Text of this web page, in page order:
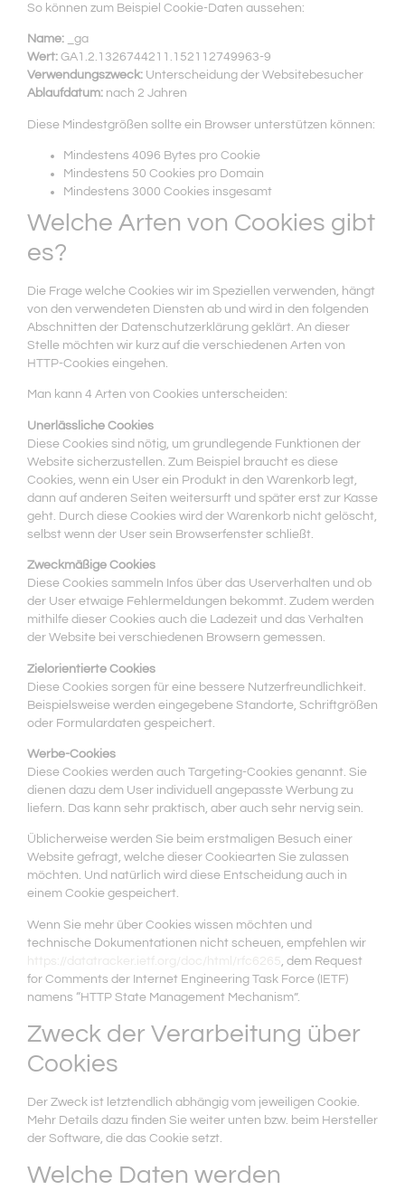
So können zum Beispiel Cookie-Daten aussehen:
Name: _ga
Wert: GA1.2.1326744211.152112749963-9
Verwendungszweck: Unterscheidung der Websitebesucher
Ablaufdatum: nach 2 Jahren
Diese Mindestgrößen sollte ein Browser unterstützen können:
Mindestens 4096 Bytes pro Cookie
Mindestens 50 Cookies pro Domain
Mindestens 3000 Cookies insgesamt
Welche Arten von Cookies gibt
es?
Die Frage welche Cookies wir im Speziellen verwenden, hängt
von den verwendeten Diensten ab und wird in den folgenden
Abschnitten der Datenschutzerklärung geklärt. An dieser
Stelle möchten wir kurz auf die verschiedenen Arten von
HTTP-Cookies eingehen.
Man kann 4 Arten von Cookies unterscheiden:
Unerlässliche Cookies
Diese Cookies sind nötig, um grundlegende Funktionen der
Website sicherzustellen. Zum Beispiel braucht es diese
Cookies, wenn ein User ein Produkt in den Warenkorb legt,
dann auf anderen Seiten weitersurft und später erst zur Kasse
geht. Durch diese Cookies wird der Warenkorb nicht gelöscht,
selbst wenn der User sein Browserfenster schließt.
Zweckmäßige Cookies
Diese Cookies sammeln Infos über das Userverhalten und ob
der User etwaige Fehlermeldungen bekommt. Zudem werden
mithilfe dieser Cookies auch die Ladezeit und das Verhalten
der Website bei verschiedenen Browsern gemessen.
Zielorientierte Cookies
Diese Cookies sorgen für eine bessere Nutzerfreundlichkeit.
Beispielsweise werden eingegebene Standorte, Schriftgrößen
oder Formulardaten gespeichert.
Werbe-Cookies
Diese Cookies werden auch Targeting-Cookies genannt. Sie
dienen dazu dem User individuell angepasste Werbung zu
liefern. Das kann sehr praktisch, aber auch sehr nervig sein.
Üblicherweise werden Sie beim erstmaligen Besuch einer
Website gefragt, welche dieser Cookiearten Sie zulassen
möchten. Und natürlich wird diese Entscheidung auch in
einem Cookie gespeichert.
Wenn Sie mehr über Cookies wissen möchten und
technische Dokumentationen nicht scheuen, empfehlen wir
https://datatracker.ietf.org/doc/html/rfc6265 , dem Request
for Comments der Internet Engineering Task Force (IETF)
namens “HTTP State Management Mechanism”.
Zweck der Verarbeitung über
Cookies
Der Zweck ist letztendlich abhängig vom jeweiligen Cookie.
Mehr Details dazu finden Sie weiter unten bzw. beim Hersteller
der Software, die das Cookie setzt.
Welche Daten werden